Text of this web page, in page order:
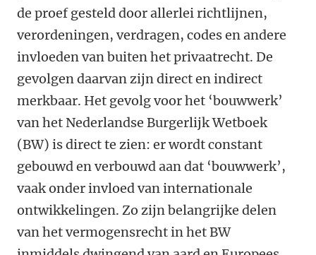
de proef gesteld door allerlei richtlijnen,
verordeningen, verdragen, codes en andere
invloeden van buiten het privaatrecht. De
gevolgen daarvan zijn direct en indirect
merkbaar. Het gevolg voor het ‘bouwwerk’
van het Nederlandse Burgerlijk Wetboek
(BW) is direct te zien: er wordt constant
gebouwd en verbouwd aan dat ‘bouwwerk’,
vaak onder invloed van internationale
ontwikkelingen. Zo zijn belangrijke delen
van het vermogensrecht in het BW